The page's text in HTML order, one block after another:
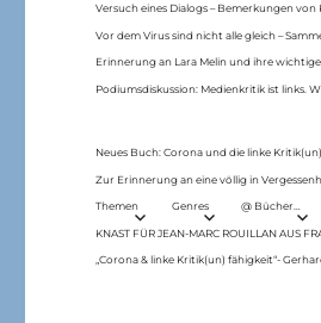
Versuch eines Dialogs – Bemerkungen
Vor dem Virus sind nicht alle gleich –
Erinnerung an Lara Melin und ihre
Podiumsdiskussion: Medienkritik ist links.
Neues Buch: Corona und die linke
Zur Erinnerung an eine völlig in
Themen Genres @ Bücher…
KNAST FÜR JEAN-MARC ROUILLAN AUS
„Corona & linke Kritik(un) fähigkeit“-